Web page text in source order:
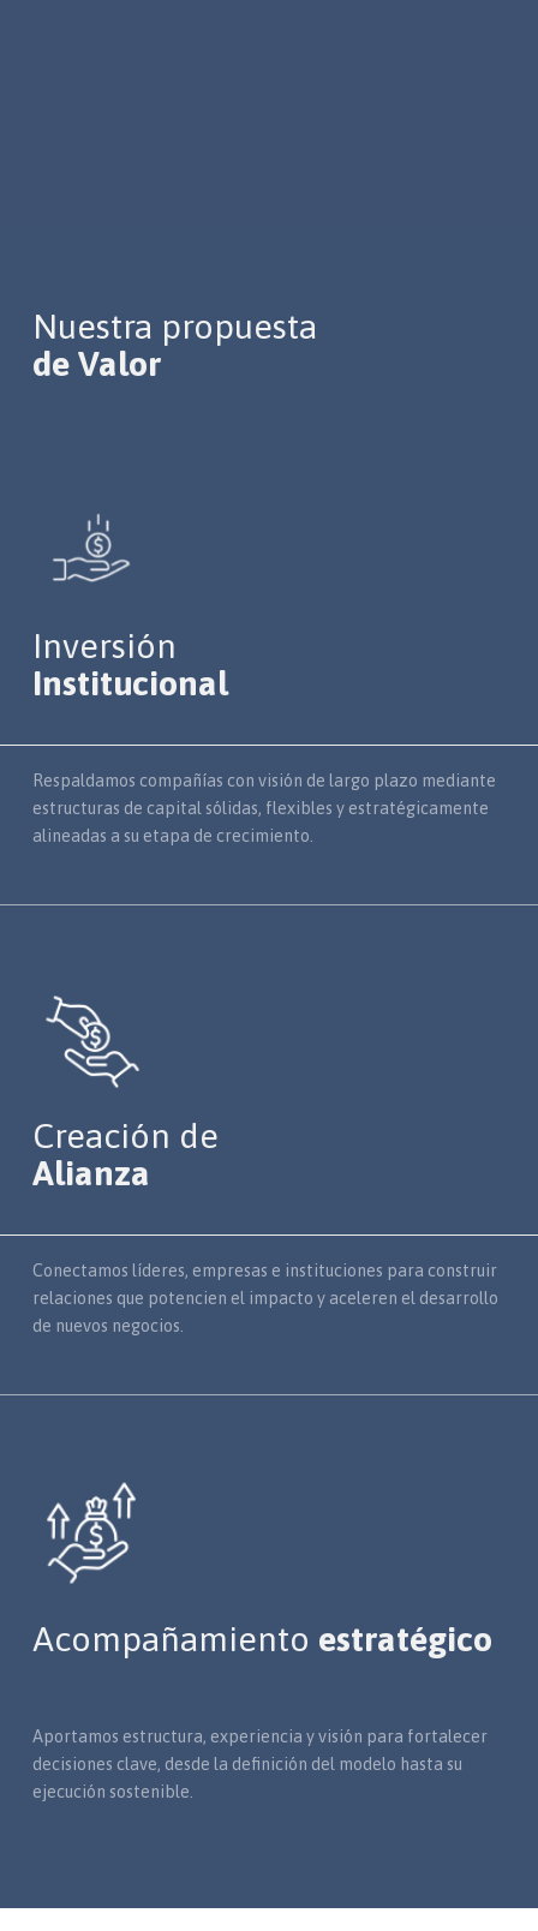
Nuestra propuesta
de Valor
Inversión
Institucional
Respaldamos compañías con visión de largo plazo mediante
estructuras de capital sólidas, flexibles y estratégicamente
alineadas a su etapa de crecimiento.
Creación de
Alianza
Conectamos líderes, empresas e instituciones para construir
relaciones que potencien el impacto y aceleren el desarrollo
de nuevos negocios.
Acompañamiento estratégico
Aportamos estructura, experiencia y visión para fortalecer
decisiones clave, desde la definición del modelo hasta su
ejecución sostenible.